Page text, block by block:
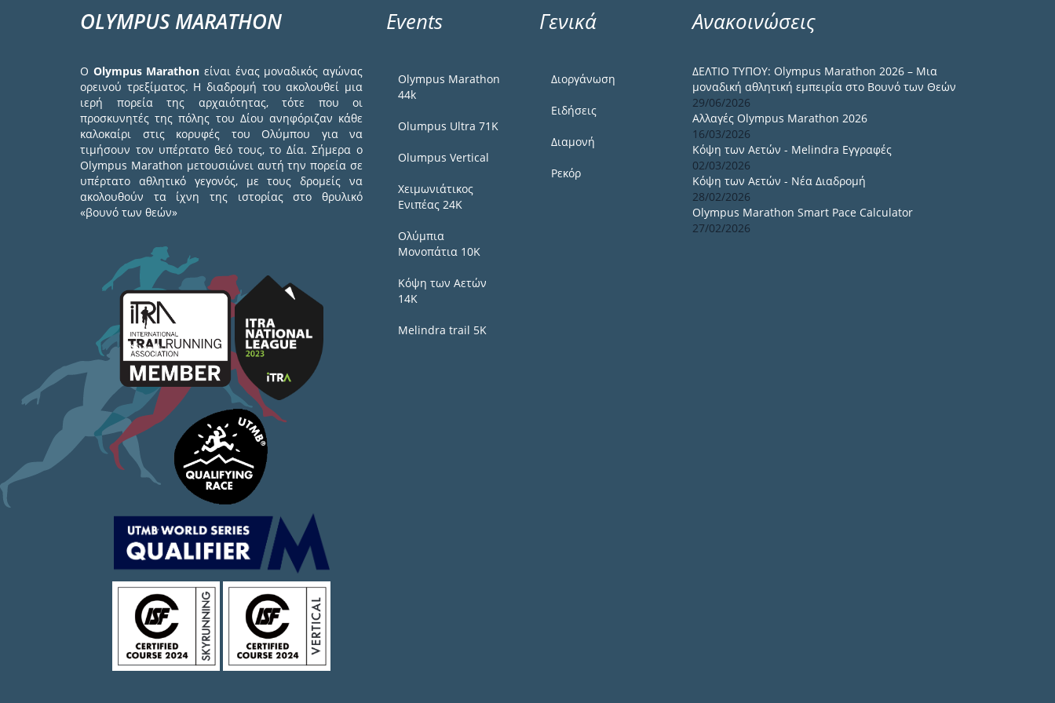
OLYMPUS MARATHON
Ο Olympus Marathon είναι ένας μοναδικός αγώνας
ορεινού τρεξίματος. Η διαδρομή του ακολουθεί μια
ιερή πορεία της αρχαιότητας, τότε που οι
προσκυνητές της πόλης του Δίου ανηφόριζαν κάθε
καλοκαίρι στις κορυφές του Ολύμπου για να
τιμήσουν τον υπέρτατο θεό τους, το Δία. Σήμερα ο
Olympus Marathon μετουσιώνει αυτή την πορεία σε
υπέρτατο αθλητικό γεγονός, με τους δρομείς να
ακολουθούν τα ίχνη της ιστορίας στο θρυλικό
«βουνό των θεών»
Events
Olympus Marathon
44k
Olumpus Ultra 71K
Olumpus Vertical
Χειμωνιάτικος
Ενιπέας 24Κ
Ολύμπια
Μονοπάτια 10Κ
Κόψη των Αετών
14Κ
Melindra trail 5Κ
Γενικά
Διοργάνωση
Ειδήσεις
Διαμονή
Ρεκόρ
Ανακοινώσεις
ΔΕΛΤΙΟ ΤΥΠΟΥ: Olympus Marathon 2026 – Μια
μοναδική αθλητική εμπειρία στο Βουνό των Θεών
29/06/2026
Αλλαγές Olympus Marathon 2026
16/03/2026
Κόψη των Αετών - Melindra Εγγραφές
02/03/2026
Κόψη των Αετών - Νέα Διαδρομή
28/02/2026
Olympus Marathon Smart Pace Calculator
27/02/2026